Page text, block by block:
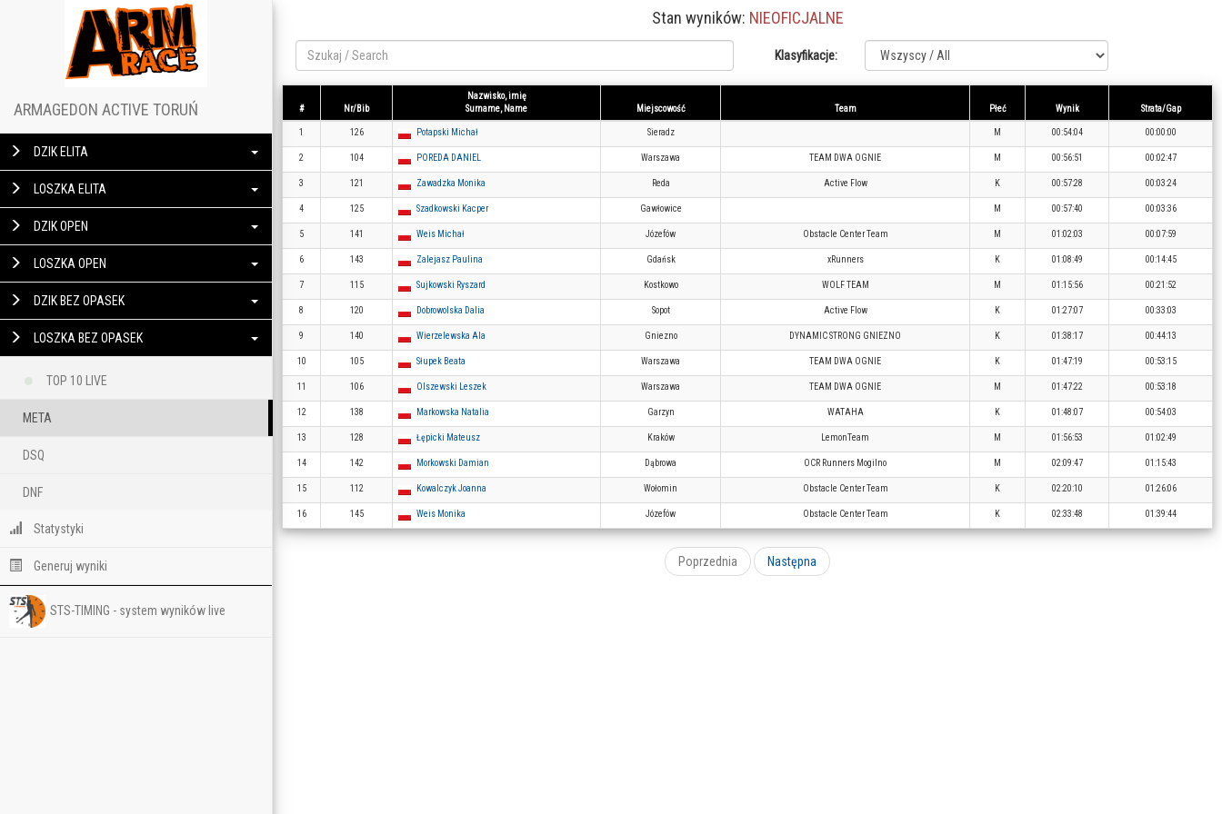
ARMAGEDON ACTIVE TORUŃ
DZIK ELITA
LOSZKA ELITA
DZIK OPEN
LOSZKA OPEN
DZIK BEZ OPASEK
LOSZKA BEZ OPASEK
TOP 10 LIVE
META
DSQ
DNF
Statystyki
Generuj wyniki
STS-TIMING - system wyników live
Stan wyników: NIEOFICJALNE
Klasyfikacje:
# Nr/Bib
Nazwisko, imię
Surname, Name
Miejscowość Team Płeć Wynik Strata/Gap
1 126 Potapski Michał Sieradz M 00:54:04 00:00:00
2 104 POREDA DANIEL Warszawa TEAM DWA OGNIE M 00:56:51 00:02:47
3 121 Zawadzka Monika Reda Active Flow K 00:57:28 00:03:24
4 125 Szadkowski Kacper Gawłowice M 00:57:40 00:03:36
5 141 Weis Michał Józefów Obstacle Center Team M 01:02:03 00:07:59
6 143 Zalejasz Paulina Gdańsk xRunners K 01:08:49 00:14:45
7 115 Sujkowski Ryszard Kostkowo WOLF TEAM M 01:15:56 00:21:52
8 120 Dobrowolska Dalia Sopot Active Flow K 01:27:07 00:33:03
9 140 Wierzelewska Ala Gniezno DYNAMIC STRONG GNIEZNO K 01:38:17 00:44:13
10 105 Słupek Beata Warszawa TEAM DWA OGNIE K 01:47:19 00:53:15
11 106 Olszewski Leszek Warszawa TEAM DWA OGNIE M 01:47:22 00:53:18
12 138 Markowska Natalia Garzyn WATAHA K 01:48:07 00:54:03
13 128 Łępicki Mateusz Kraków LemonTeam M 01:56:53 01:02:49
14 142 Morkowski Damian Dąbrowa OCR Runners Mogilno M 02:09:47 01:15:43
15 112 Kowalczyk Joanna Wołomin Obstacle Center Team K 02:20:10 01:26:06
16 145 Weis Monika Józefów Obstacle Center Team K 02:33:48 01:39:44
Poprzednia Następna